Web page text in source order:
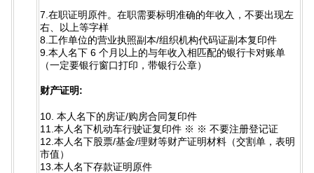
7.在职证明原件。在职需要标明准确的年收入，不要出现左
右、以上等字样
8.工作单位的营业执照副本/组织机构代码证副本复印件
9.本人名下 6 个月以上的与年收入相匹配的银行卡对账单
（一定要银行窗口打印，带银行公章）
财产证明:
10. 本人名下的房证/购房合同复印件
11.本人名下机动车行驶证复印件 ※ ※ 不要注册登记证
12.本人名下股票/基金/理财等财产证明材料（交割单，表明
市值）
13.本人名下存款证明原件